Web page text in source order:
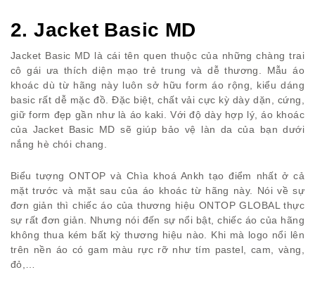
2. Jacket Basic MD
Jacket Basic MD là cái tên quen thuộc của những chàng trai
cô gái ưa thích diện mạo trẻ trung và dễ thương. Mẫu áo
khoác dù từ hãng này luôn sở hữu form áo rộng, kiểu dáng
basic rất dễ mặc đồ. Đặc biệt, chất vải cực kỳ dày dặn, cứng,
giữ form đẹp gần như là áo kaki. Với độ dày hợp lý, áo khoác
của Jacket Basic MD sẽ giúp bảo vệ làn da của bạn dưới
nắng hè chói chang.
Biểu tượng ONTOP và Chìa khoá Ankh tạo điểm nhất ở cả
mặt trước và mặt sau của áo khoác từ hãng này. Nói về sự
đơn giản thì chiếc áo của thương hiệu ONTOP GLOBAL thực
sự rất đơn giản. Nhưng nói đến sự nổi bật, chiếc áo của hãng
không thua kém bất kỳ thương hiệu nào. Khi mà logo nổi lên
trên nền áo có gam màu rực rỡ như tím pastel, cam, vàng,
đỏ,…